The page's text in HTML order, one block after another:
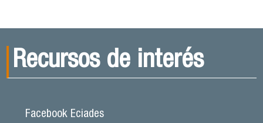
Recursos de interés
Facebook Eciades